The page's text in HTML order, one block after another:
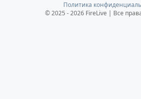
Политика
© 2025 - 2026 FireLive | Все